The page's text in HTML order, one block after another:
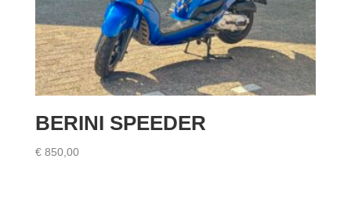
BERINI SPEEDER
€850,00